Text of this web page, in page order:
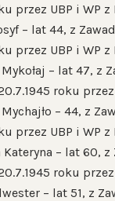
przez UBP i WP z
– lat 44, z
przez UBP i WP z
– lat 47, z
roku przez
– 44, z
przez UBP i WP z
Kateryna – lat 60, z
roku przez
– lat 51, z